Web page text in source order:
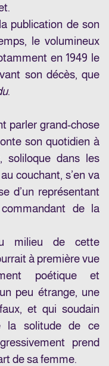
publication de son
le volumineux
en 1949 le
son décès, que
.
parler grand-chose
son quotidien à
soliloque dans les
couchant, s’en va
d’un représentant
de la
milieu de cette
à première vue
poétique et
peu étrange, une
et qui soudain
la solitude de ce
prend
de sa femme.